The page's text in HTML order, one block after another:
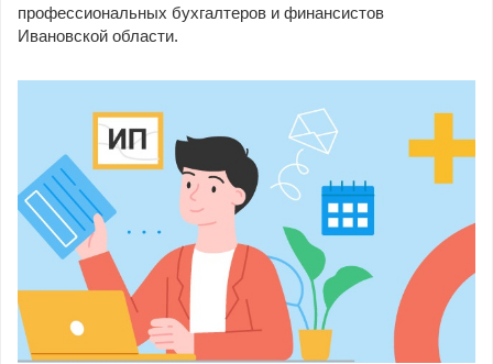
профессиональных бухгалтеров и финансистов
Ивановской области.